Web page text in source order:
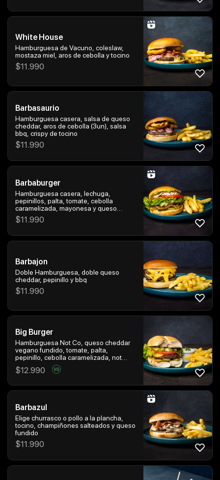
White House
Hamburguesa de Vacuno, coleslaw,
mostaza miel, aros de cebolla y tocino
$11.990
Barbasaurio
Hamburguesa casera, salsa de queso
cheddar, aros de cebolla (3un), salsa
bbq, crispy de tocino
$11.990
Barbaburger
Hamburguesa casera, lechuga,
pepinillos, palta, tomate, cebolla
caramelizada, mayonesa y queso
fundido
$11.990
Barbajon
Doble Hamburguesa, doble queso
cheddar, pepinillo y bbq
$11.990
Big Burger
Hamburguesa Not Co, queso cheddar
vegano fundido, tomate, palta,
pepinillo, cebolla caramelizada, not
mayo en marraqueta
$12.990
Barbazul
Elige churrasco o pollo a la plancha,
tocino, champiñones salteados y queso
fundido
$11.990